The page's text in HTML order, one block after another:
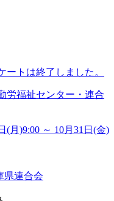
ートは終了しました。
労福祉センター・連合
月)9:00 ～ 10月31日(金)